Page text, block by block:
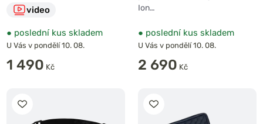
video
● poslední kus skladem
U Vás v pondělí 10. 08.
1 490 Kč
Ion…
● poslední kus skladem
U Vás v pondělí 10. 08.
2 690 Kč